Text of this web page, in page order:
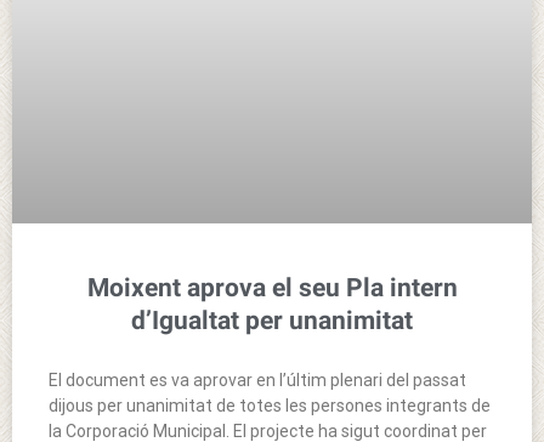
Moixent aprova el seu Pla intern
d’Igualtat per unanimitat
El document es va aprovar en l’últim plenari del passat
dijous per unanimitat de totes les persones integrants de
la Corporació Municipal. El projecte ha sigut coordinat per